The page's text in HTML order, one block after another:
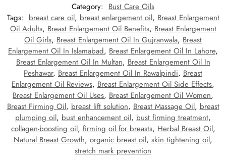
Category: Bust Care Oils
Tags: breast care oil, breast enlargement oil, Breast Enlargement
Oil Adults, Breast Enlargement Oil Benefits, Breast Enlargement
Oil Girls, Breast Enlargement Oil In Gujranwala, Breast
Enlargement Oil In Islamabad, Breast Enlargement Oil In Lahore,
Breast Enlargement Oil In Multan, Breast Enlargement Oil In
Peshawar, Breast Enlargement Oil In Rawalpindi, Breast
Enlargement Oil Reviews, Breast Enlargement Oil Side Effects,
Breast Enlargement Oil Uses, Breast Enlargement Oil Women,
Breast Firming Oil, breast lift solution, Breast Massage Oil, breast
plumping oil, bust enhancement oil, bust firming treatment,
collagen-boosting oil, firming oil for breasts, Herbal Breast Oil,
Natural Breast Growth, organic breast oil, skin tightening oil,
stretch mark prevention